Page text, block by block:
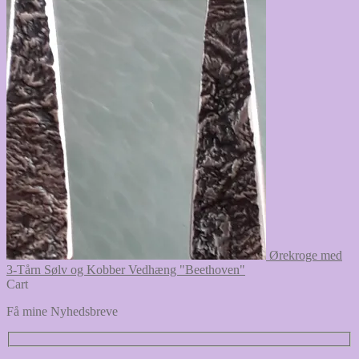
Ørekroge med
3-Tårn Sølv og Kobber Vedhæng "Beethoven"
Cart
Få mine Nyhedsbreve